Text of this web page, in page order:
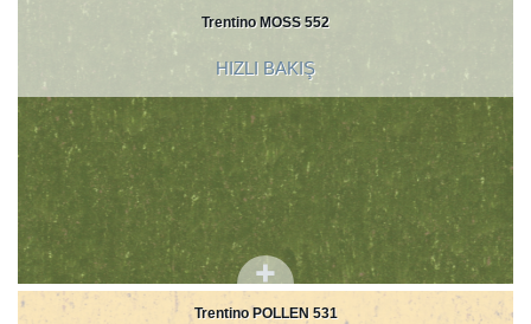
Trentino MOSS 552
HIZLI BAKIŞ
Trentino POLLEN 531